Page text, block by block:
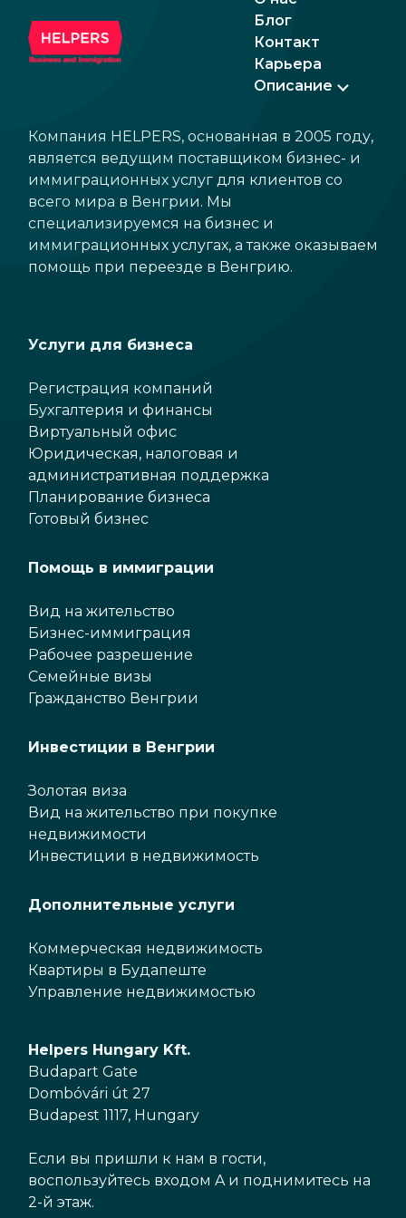
Блог
Контакт
Карьера
Описание
Компания HELPERS, основанная в 2005 году,
является ведущим поставщиком бизнес- и
иммиграционных услуг для клиентов со
всего мира в Венгрии. Мы
специализируемся на бизнес и
иммиграционных услугах, а также оказываем
помощь при переезде в Венгрию.
Услуги для бизнеса
Регистрация компаний
Бухгалтерия и финансы
Виртуальный офис
Юридическая, налоговая и
административная поддержка
Планирование бизнеса
Готовый бизнес
Помощь в иммиграции
Вид на жительство
Бизнес-иммиграция
Рабочее разрешение
Семейные визы
Гражданство Венгрии
Инвестиции в Венгрии
Золотая виза
Вид на жительство при покупке
недвижимости
Инвестиции в недвижимость
Дополнительные услуги
Коммерческая недвижимость
Квартиры в Будапеште
Управление недвижимостью
Helpers Hungary Kft.
Budapart Gate
Dombóvári út 27
Budapest 1117, Hungary
Если вы пришли к нам в гости,
воспользуйтесь входом A и поднимитесь на
2-й этаж.